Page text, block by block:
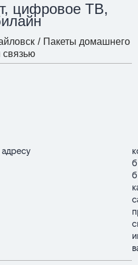
цифровое ТВ,
/ Пакеты домашнего
связью